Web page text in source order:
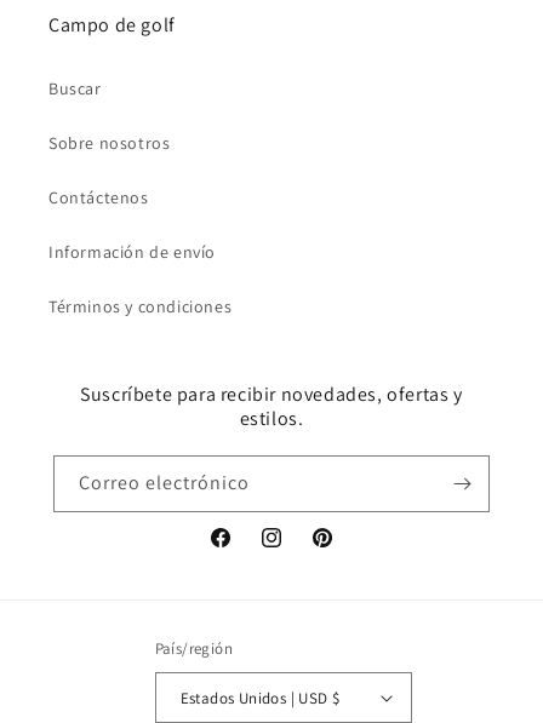
Campo de golf
Buscar
Sobre nosotros
Contáctenos
Información de envío
Términos y condiciones
Suscríbete para recibir novedades, ofertas y
estilos.
Correo electrónico
FacebookInstagramPinterest
País/región
Estados Unidos | USD $